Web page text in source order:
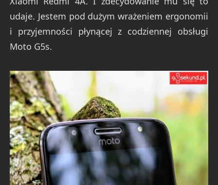
udaje. Jestem pod dużym wrażeniem ergonomii
i przyjemności płynącej z codziennej obsługi
Moto G5s.